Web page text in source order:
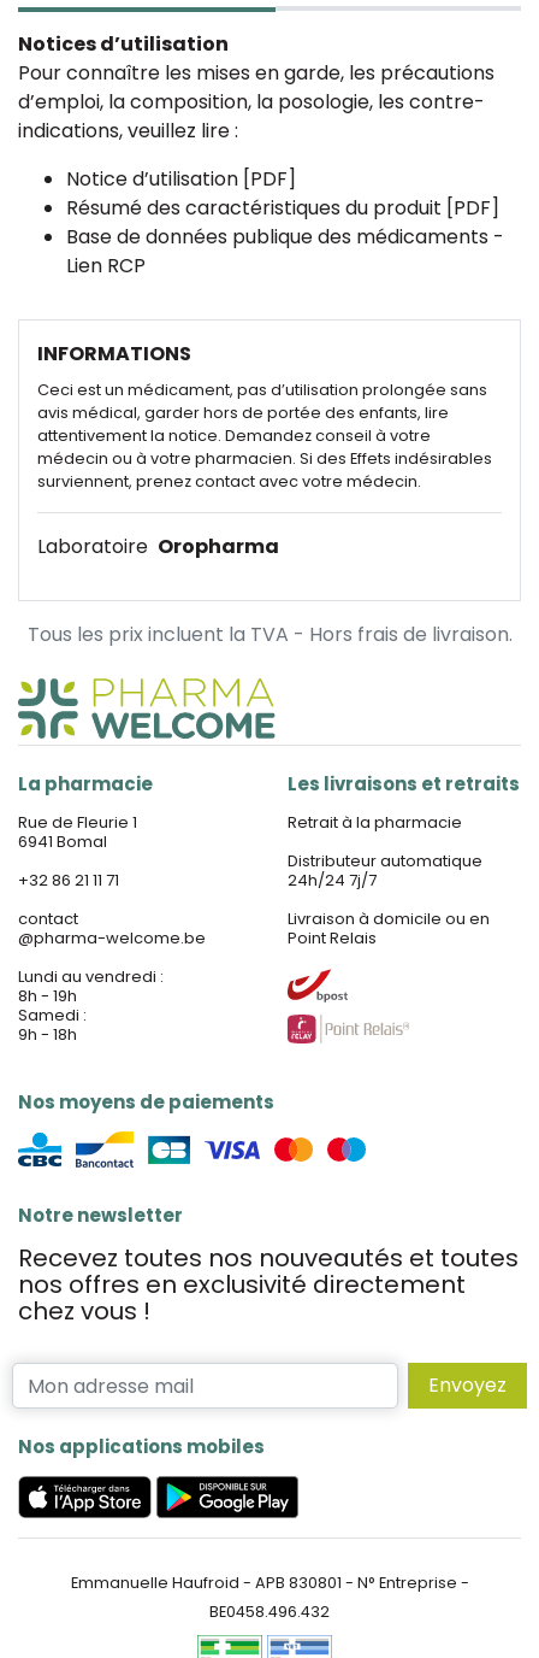
Notices d’utilisation
Pour connaître les mises en garde, les précautions
d’emploi, la composition, la posologie, les contre-
indications, veuillez lire :
Notice d’utilisation [PDF]
Résumé des caractéristiques du produit [PDF]
Base de données publique des médicaments -
Lien RCP
INFORMATIONS
Ceci est un médicament, pas d’utilisation prolongée sans
avis médical, garder hors de portée des enfants, lire
attentivement la notice. Demandez conseil à votre
médecin ou à votre pharmacien. Si des Effets indésirables
surviennent, prenez contact avec votre médecin.
Laboratoire Oropharma
Tous les prix incluent la TVA - Hors frais de livraison.
La pharmacie
Rue de Fleurie 1
6941 Bomal
+32 86 21 11 71
contact
@pharma-welcome.be
Lundi au vendredi :
8h - 19h
Samedi :
9h - 18h
Nos moyens de paiements
Les livraisons et retraits
Retrait à la pharmacie
Distributeur automatique
24h/24 7j/7
Livraison à domicile ou en
Point Relais
Notre newsletter
Recevez toutes nos nouveautés et toutes
nos offres en exclusivité directement
chez vous !
Envoyez
Nos applications mobiles
Emmanuelle Haufroid - APB 830801 - N° Entreprise -
BE0458.496.432